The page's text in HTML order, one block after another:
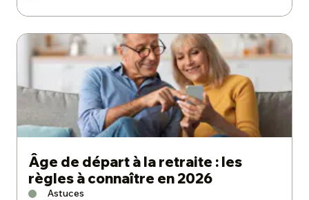
Âge de départ à la retraite : les
règles à connaître en 2026
Astuces